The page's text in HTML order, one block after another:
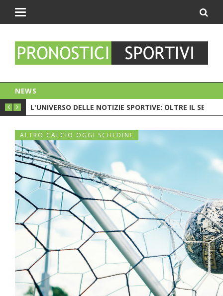
Toggle
NEWS
C'È LA CRISI?
L'UNIVERSO DELLE NOTIZIE SPORTIVE: OLTRE IL
ALTRO CALCIO OGGI SCHEDINE